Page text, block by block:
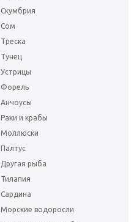
Скумбрия
Сом
Треска
Тунец
Устрицы
Форель
Анчоусы
Раки и крабы
Моллюски
Палтус
Другая рыба
Тилапия
Сардина
Морские водоросли